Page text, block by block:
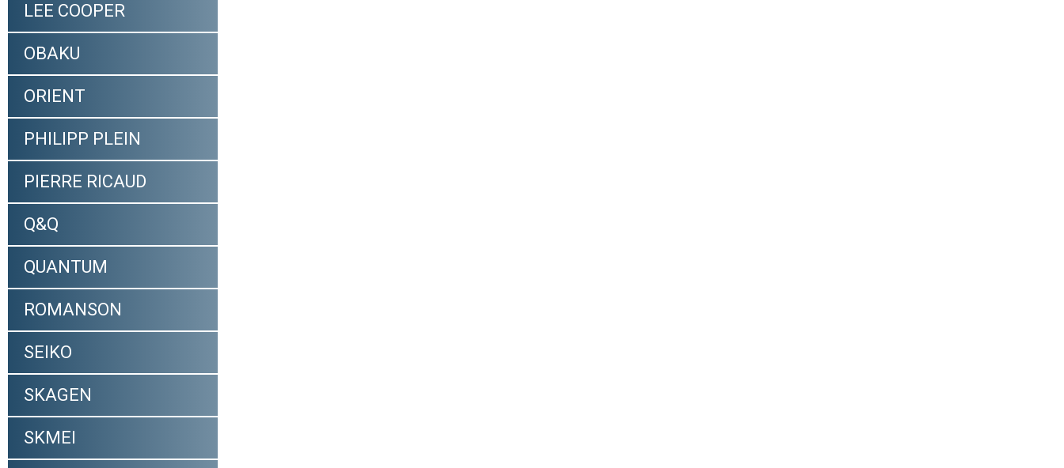
LEE COOPER
OBAKU
ORIENT
PHILIPP PLEIN
PIERRE RICAUD
Q&Q
QUANTUM
ROMANSON
SEIKO
SKAGEN
SKMEI